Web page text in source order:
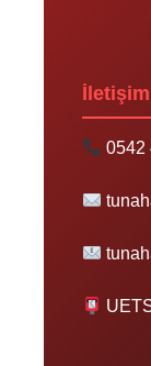
İletişim
0542